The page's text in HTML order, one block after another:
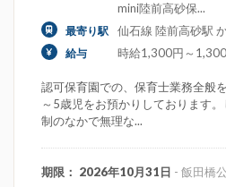
mini陸前高砂保...
最寄り駅 仙石線 陸前高砂駅
給与 時給1,300円～
認可保育園での、保育士業務全般
～5歳児をお預かりしております
制のなかで無理な...
期限： 2026年10月31日 - 飯田橋